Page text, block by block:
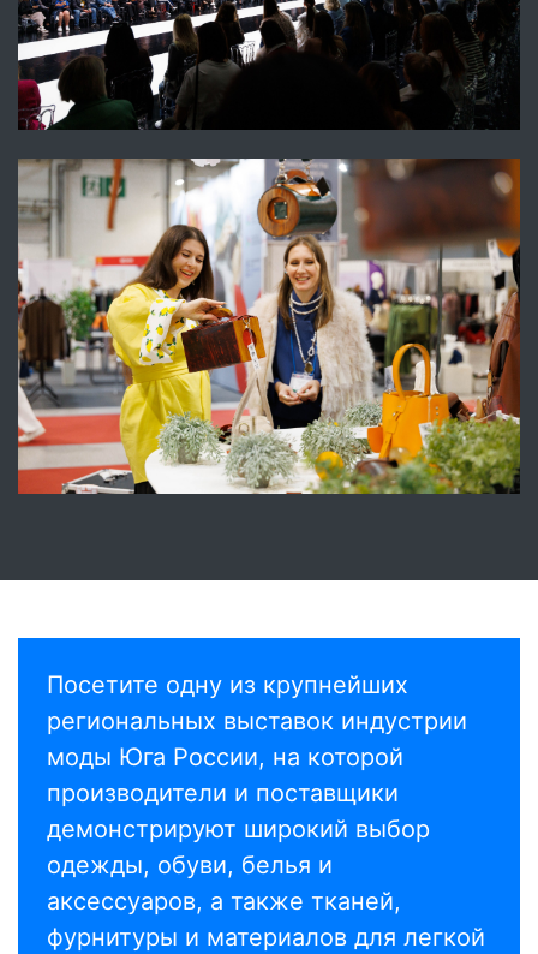
Посетите одну из крупнейших
региональных выставок индустрии
моды Юга России, на которой
производители и поставщики
демонстрируют широкий выбор
одежды, обуви, белья и
аксессуаров, а также тканей,
фурнитуры и материалов для легкой